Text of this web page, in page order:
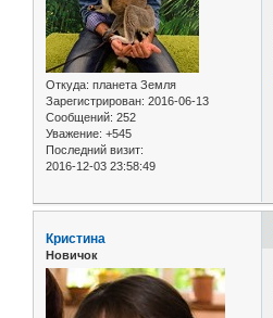
Откуда: планета Земля
Зарегистрирован: 2016-06-13
Сообщений: 252
Уважение: +545
Последний визит:
2016-12-03 23:58:49
Кристина
Новичок